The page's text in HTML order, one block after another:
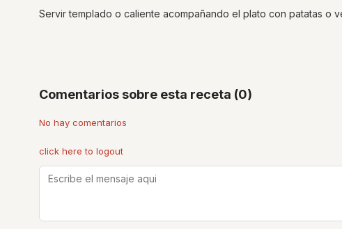
Servir templado o caliente acompañando el plato con patatas o
Comentarios sobre esta receta (0)
No hay comentarios
click here to logout